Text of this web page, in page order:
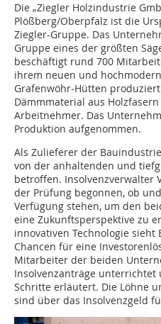
Die „Ziegler Holzindustrie
Plößberg/Oberpfalz ist die
Ziegler-Gruppe. Das
Gruppe eines der größten
beschäftigt rund 700
ihrem neuen und
Grafenwöhr-Hütten
Dämmmaterial aus
Arbeitnehmer. Das
Produktion aufgenommen.
Als Zulieferer der
von der anhaltenden und
betroffen. Insolvenzverwalter
der Prüfung begonnen, ob
Verfügung stehen, um den
eine Zukunftsperspektive zu
innovativen Technologie
Chancen für eine
Mitarbeiter der beiden
Insolvenzanträge unterrichtet
Schritte erläutert. Die Löhne
sind über das Insolvenzgeld